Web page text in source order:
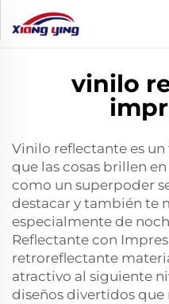
vinilo
Vinilo reflectante es
que las cosas brillen
como un superpoder
destacar y también te
especialmente de
Reflectante con
retroreflectante
atractivo al siguiente
diseños divertidos